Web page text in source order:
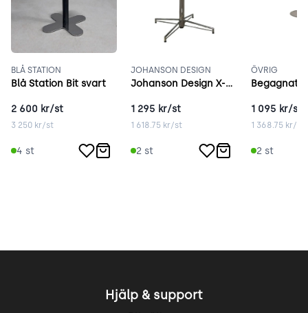
BLÅ STATION
Blå Station Bit svart
2 600 kr/st
3 250 kr/st
4 st
JOHANSON DESIGN
Johanson Design X-Bone krom
1 295 kr/st
1 618.75 kr/st
2 st
ÖVRIG
1 095 kr/st
1 368.75kr/st
2st
Hjälp & support